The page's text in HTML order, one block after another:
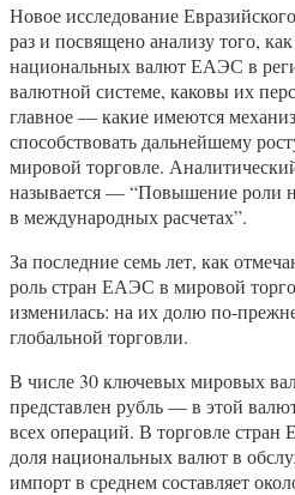
Новое исследование
раз и посвящено анализу того,
национальных валют ЕАЭС в
валютной системе, каковы их
главное — какие имеются
способствовать дальнейшему
мировой торговле.
называется — “Повышение роли
в международных расчетах”.
За последние семь лет, как
роль стран ЕАЭС в мировой
изменилась: на их долю по-
глобальной торговли.
В числе 30 ключевых мировых
представлен рубль — в этой
всех операций. В торговле
доля национальных валют в
импорт в среднем составляет